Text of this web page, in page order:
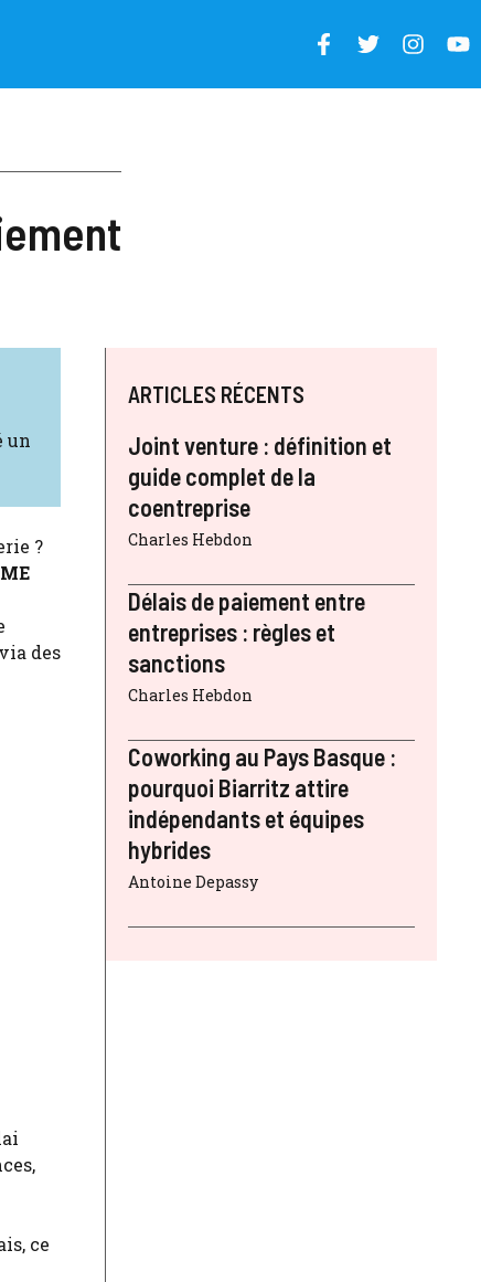
un
?
des
ce
ARTICLES RÉCENTS
Joint venture : définition et
guide complet de la
coentreprise
Charles Hebdon
Délais de paiement entre
entreprises : règles et
sanctions
Charles Hebdon
Coworking au Pays Basque :
pourquoi Biarritz attire
indépendants et équipes
hybrides
Antoine Depassy